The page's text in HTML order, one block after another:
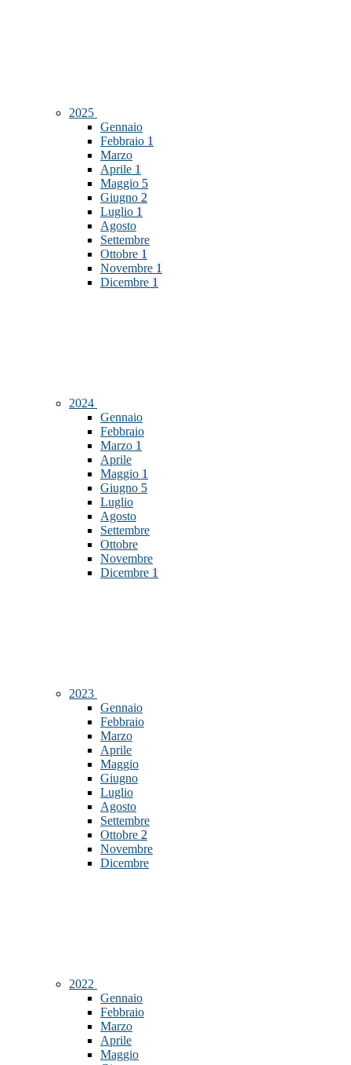
2025
Gennaio
Febbraio 1
Marzo
Aprile 1
Maggio 5
Giugno 2
Luglio 1
Agosto
Settembre
Ottobre 1
Novembre 1
Dicembre 1
2024
Gennaio
Febbraio
Marzo 1
Aprile
Maggio 1
Giugno 5
Luglio
Agosto
Settembre
Ottobre
Novembre
Dicembre 1
2023
Gennaio
Febbraio
Marzo
Aprile
Maggio
Giugno
Luglio
Agosto
Settembre
Ottobre 2
Novembre
Dicembre
2022
Gennaio
Febbraio
Marzo
Aprile
Maggio